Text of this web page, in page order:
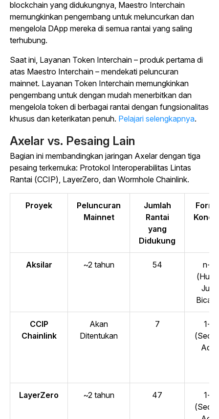
blockchain yang didukungnya, Maestro Interchain
memungkinkan pengembang untuk meluncurkan dan
mengelola DApp mereka di semua rantai yang saling
terhubung.
Saat ini, Layanan Token Interchain – produk pertama di
atas Maestro Interchain – mendekati peluncuran
mainnet. Layanan Token Interchain memungkinkan
pengembang untuk dengan mudah menerbitkan dan
mengelola token di berbagai rantai dengan fungsionalitas
khusus dan keterikatan penuh. Pelajari selengkapnya.
Axelar vs. Pesaing Lain
Bagian ini membandingkan jaringan Axelar dengan tiga
pesaing terkemuka: Protokol Interoperabilitas Lintas
Rantai (CCIP), LayerZero, dan Wormhole Chainlink.
Proyek
Peluncuran
Mainnet
Jumlah
Rantai
yang
Didukung
Aksilar ~2 tahun 54
n-n
(Hub
Juru
CCIP
Chainlink
Akan
Ditentukan
7
1-1
Adil)
LayerZero ~2 tahun 47
1-1